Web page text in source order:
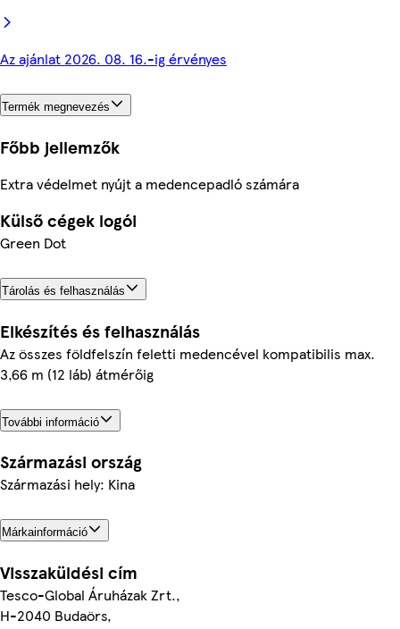
Az ajánlat 2026. 08. 16.-ig érvényes
Termék megnevezés
Főbb jellemzők
Extra védelmet nyújt a medencepadló számára
Külső cégek logói
Green Dot
Tárolás és felhasználás
Elkészítés és felhasználás
Az összes földfelszín feletti medencével kompatibilis max.
3,66 m (12 láb) átmérőig
További információ
Származási ország
Származási hely: Kina
Márkainformáció
Visszaküldési cím
Tesco-Global Áruházak Zrt.,
H-2040 Budaörs,